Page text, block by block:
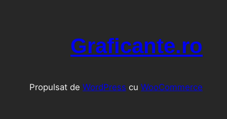
Graficante.ro
Propulsat de WordPress cu WooCommerce